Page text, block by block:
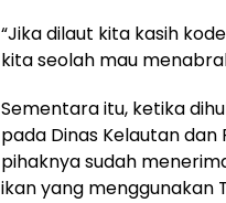
“Jika dilaut kita kasih
kita seolah mau
Sementara itu, ketika
pada Dinas Kelautan
pihaknya sudah
ikan yang menggunakan